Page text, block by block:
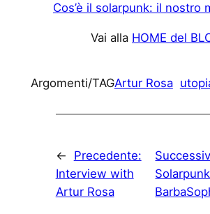
Cos’è il solarpunk: il nostro
Vai alla HOME del
Argomenti/TAGArtur Rosa
←
Precedente:
Interview with
Artur Rosa